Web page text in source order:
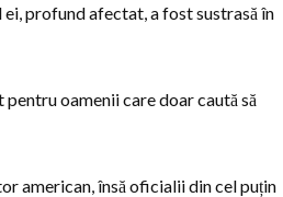
profund afectat, a fost sustrasă în
oamenii care doar caută să
american, însă oficialii din cel puțin